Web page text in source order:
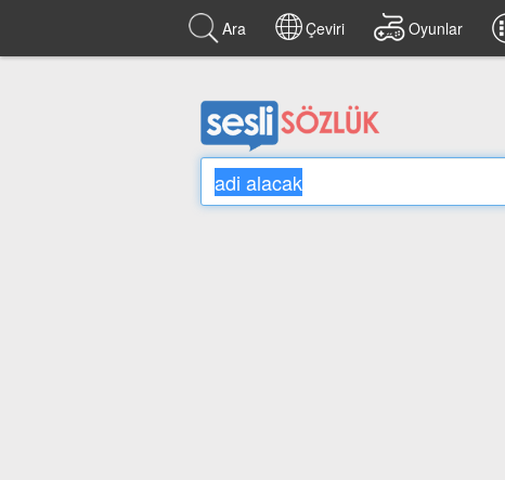
Ara Çeviri Oyunlar